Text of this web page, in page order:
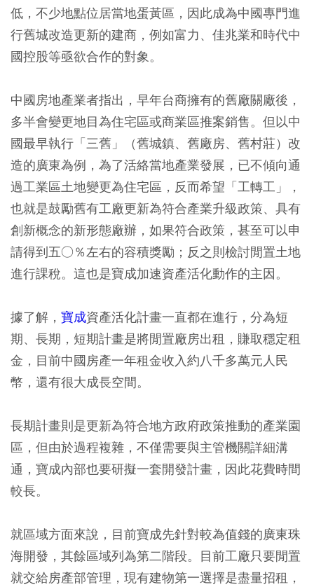
低，不少地點位居當地蛋黃區，因此成為中國專門進
行舊城改造更新的建商，例如富力、佳兆業和時代中
國控股等亟欲合作的對象。
中國房地產業者指出，早年台商擁有的舊廠關廠後，
多半會變更地目為住宅區或商業區推案銷售。但以中
國最早執行「三舊」（舊城鎮、舊廠房、舊村莊）改
造的廣東為例，為了活絡當地產業發展，已不傾向通
過工業區土地變更為住宅區，反而希望「工轉工」，
也就是鼓勵舊有工廠更新為符合產業升級政策、具有
創新概念的新形態廠辦，如果符合政策，甚至可以申
請得到五○％左右的容積獎勵；反之則檢討閒置土地
進行課稅。這也是寶成加速資產活化動作的主因。
據了解， 寶成資產活化計畫一直都在進行，分為短
期、長期，短期計畫是將閒置廠房出租，賺取穩定租
金，目前中國房產一年租金收入約八千多萬元人民
幣，還有很大成長空間。
長期計畫則是更新為符合地方政府政策推動的產業園
區，但由於過程複雜，不僅需要與主管機關詳細溝
通，寶成內部也要研擬一套開發計畫，因此花費時間
較長。
就區域方面來說，目前寶成先針對較為值錢的廣東珠
海開發，其餘區域列為第二階段。目前工廠只要閒置
就交給房產部管理，現有建物第一選擇是盡量招租，